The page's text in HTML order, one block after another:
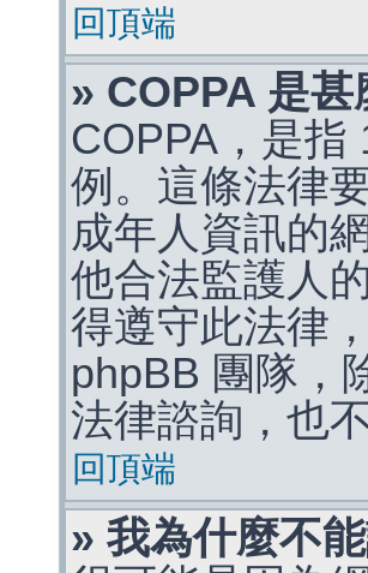
回頂端
» COPPA 是甚
COPPA，是指
例。這條法律
成年人資訊的
他合法監護人
得遵守此法律
phpBB 團隊，
法律諮詢，也
回頂端
» 我為什麼不